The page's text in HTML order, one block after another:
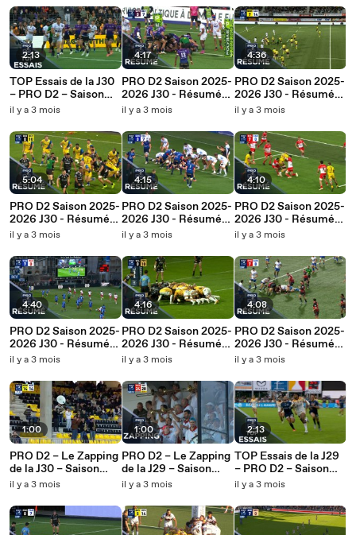
2:13
TOP Essais de la J30
– PRO D2 – Saison
2025-2026
il y a 3 mois
5:04
PRO D2 Saison 2025-
2026 J30 - Résumé
CA Brive - USON
il y a 3 mois
4:40
PRO D2 Saison 2025-
2026 J30 - Résumé
RC Vannes - US Dax
il y a 3 mois
1:00
PRO D2 – Le Zapping
de la J30 – Saison
2025-2026
il y a 3 mois
4:17
PRO D2 Saison 2025-
2026 J30 - Résumé
Soyaux-Angoulême
Hérault
il y a 3 mois
4:15
PRO D2 Saison 2025-
2026 J30 - Résumé
FC Grenoble Rugby -
il y a 3 mois
4:16
PRO D2 Saison 2025-
2026 J30 - Résumé
Valence Romans -
il y a 3 mois
1:00
PRO D2 – Le Zapping
de la J29 – Saison
2025-2026
il y a 3 mois
Romans
4:36
PRO D2 Saison 2025-
2026 J30 - Résumé
Stade Montois Rugby
il y a 3 mois
4:10
PRO D2 Saison 2025-
2026 J30 - Résumé
Biarritz Olympique
Carcassonnaise
il y a 3 mois
4:08
PRO D2 Saison 2025-
2026 J30 - Résumé
Oyonnax Rugby -
il y a 3 mois
2:13
TOP Essais de la J29
– PRO D2 – Saison
2025-2026
il y a 3 mois